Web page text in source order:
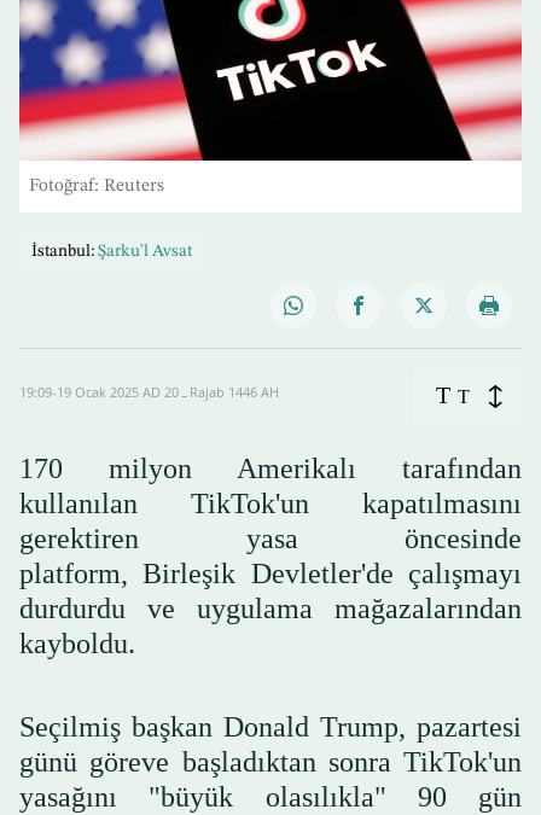
Fotoğraf: Reuters
İstanbul: Şarku'l Avsat
19:09-19 Ocak 2025 AD ـ 20 Rajab 1446 AH T T
170 milyon Amerikalı tarafından
kullanılan TikTok'un kapatılmasını
gerektiren yasa öncesinde
platform, Birleşik Devletler'de çalışmayı
durdurdu ve uygulama mağazalarından
kayboldu.
Seçilmiş başkan Donald Trump, pazartesi
günü göreve başladıktan sonra TikTok'un
yasağını "büyük olasılıkla" 90 gün